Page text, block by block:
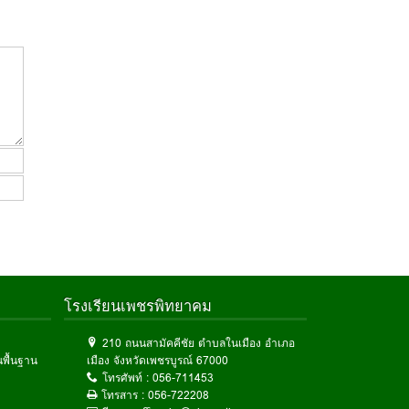
พื้นฐาน
โรงเรียนเพชรพิทยาคม
210 ถนนสามัคคีชัย ตำบลในเมือง อำเภอ
เมือง จังหวัดเพชรบูรณ์ 67000
โทรศัพท์ :056-711453
โทรสาร :056-722208